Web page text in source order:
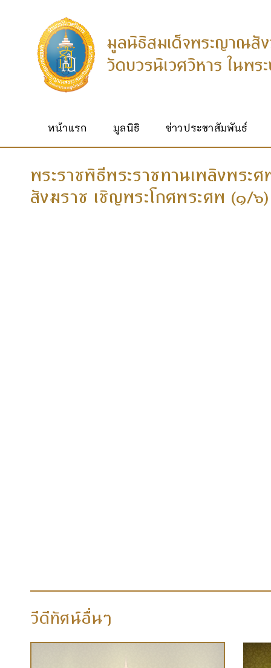
หน้าแรก มูลนิธิ ข่าวประชาสัมพันธ์
พระราชพิธีพระราชทานเพลิงพระศ
สังฆราช เชิญพระโกศพระศพ (๑/
วีดีทัศน์อื่นๆ